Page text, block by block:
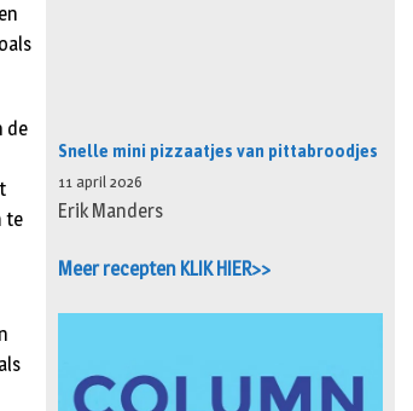
de
te
Snelle mini pizzaatjes van pittabroodjes
11 april 2026
Erik Manders
Meer recepten KLIK HIER>>